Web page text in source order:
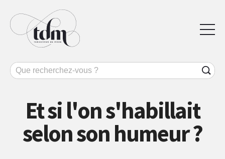
Et si l'on s'habillait
selon son humeur ?